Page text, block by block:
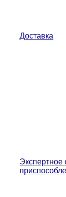
Доставка
Экспертное